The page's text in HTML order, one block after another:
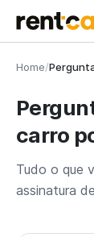
Home/
carro
Tudo o que
assinatura